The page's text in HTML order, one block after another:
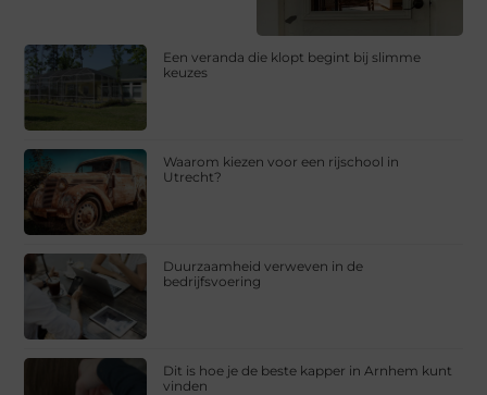
Een veranda die klopt begint bij slimme
keuzes
Waarom kiezen voor een rijschool in
Utrecht?
Duurzaamheid verweven in de
bedrijfsvoering
Dit is hoe je de beste kapper in Arnhem kunt
vinden